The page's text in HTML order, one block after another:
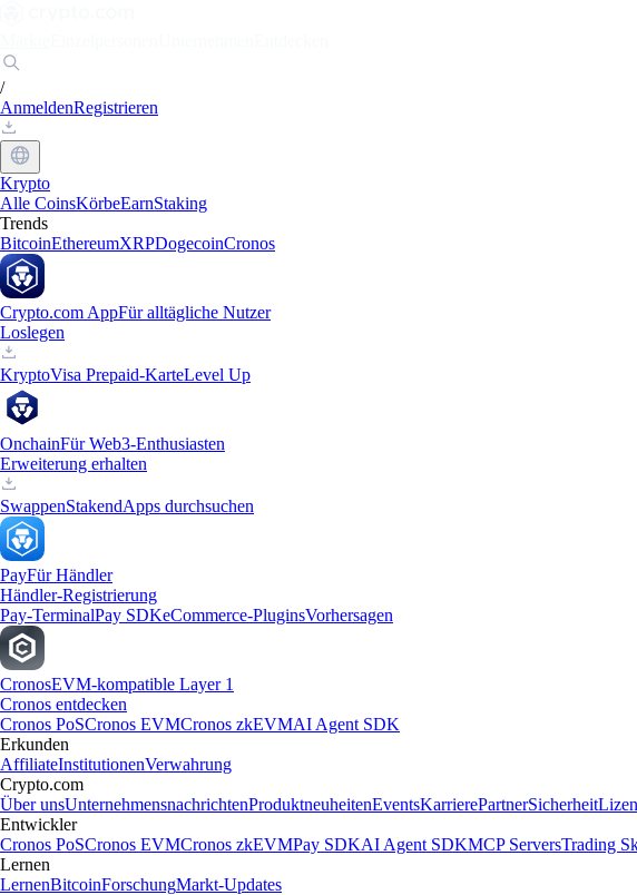
/
AnmeldenRegistrieren
Krypto
Alle CoinsKörbeEarnStaking
Trends
BitcoinEthereumXRPDogecoinCronos
Crypto.com AppFür alltägliche Nutzer
Loslegen
KryptoVisa Prepaid-KarteLevel Up
OnchainFür Web3-Enthusiasten
Erweiterung erhalten
SwappenStakendApps durchsuchen
PayFür Händler
Händler-Registrierung
Pay-TerminalPay SDKeCommerce-PluginsVorhersagen
CronosEVM-kompatible Layer 1
Cronos entdecken
Cronos PoSCronos EVMCronos zkEVMAI Agent SDK
Erkunden
AffiliateInstitutionenVerwahrung
Crypto.com
Über unsUnternehmensnachrichtenProduktneuheitenEventsKarrierePartnerSicherheit
Entwickler
Cronos PoSCronos EVMCronos zkEVMPay SDKAI Agent SDKMCP ServersTrading
Lernen
LernenBitcoinForschungMarkt-Updates